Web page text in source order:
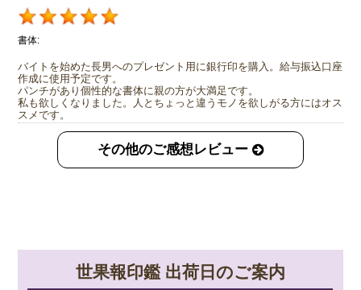
書体:
バイトを始めた長男へのプレゼント用に銀行印を購入。給与振込口座
作成に使用予定です。
パンチがあり個性的な書体に親の方が大満足です。
私も欲しくなりました。人とちょっと違うモノを欲しがる方にはオス
スメです。
その他のご感想レビュー
世果報印鑑 出荷日のご案内